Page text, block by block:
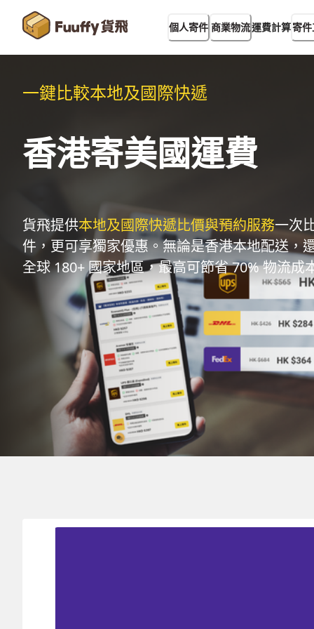
個人寄件 商業物流運費計算寄
一鍵比較本地及國際快遞
香港寄美國運費
貨飛提供本地及國際快遞比價與預約服務一次
件，更可享獨家優惠。無論是香港本地配送，
全球 180+ 國家地區，最高可節省 70% 物流成